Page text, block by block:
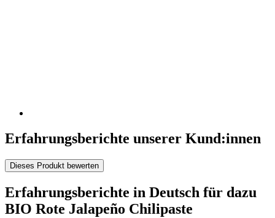
Erfahrungsberichte unserer Kund:innen
Dieses Produkt bewerten
Erfahrungsberichte in Deutsch für dazu
BIO Rote Jalapeño Chilipaste